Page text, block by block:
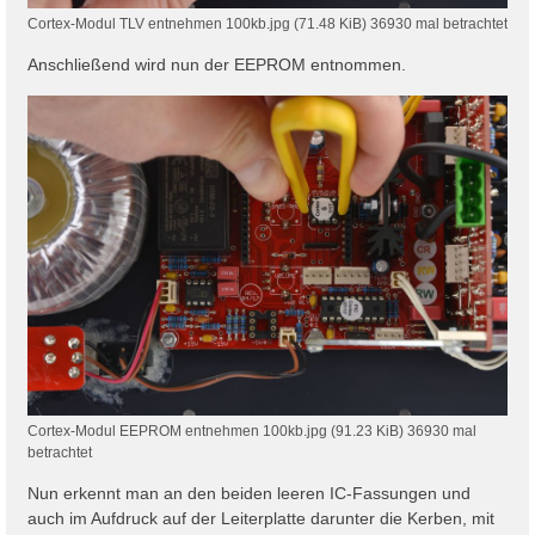
Cortex-Modul TLV entnehmen 100kb.jpg (71.48 KiB) 36930 mal betrachtet
Anschließend wird nun der EEPROM entnommen.
Cortex-Modul EEPROM entnehmen 100kb.jpg (91.23 KiB) 36930 mal
betrachtet
Nun erkennt man an den beiden leeren IC-Fassungen und
auch im Aufdruck auf der Leiterplatte darunter die Kerben, mit